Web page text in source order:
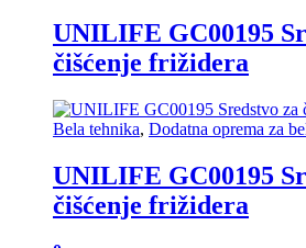
UNILIFE GC00195
čišćenje frižidera
Bela tehnika, Dodatna oprema za
UNILIFE GC00195
čišćenje frižidera